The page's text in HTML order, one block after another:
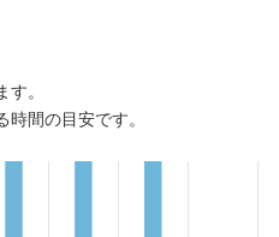
。
間の目安です。